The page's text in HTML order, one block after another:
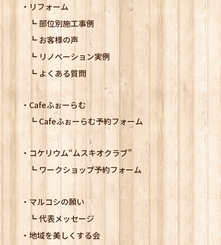
リフォーム
部位別施工事例
お客様の声
リノベーション実例
よくある質問
Cafeふぉーらむ
Cafeふぉーらむ予約フォーム
コケリウム“ムスキオクラブ”
ワークショップ予約フォーム
マルコシの願い
代表メッセージ
地域を美しくする会